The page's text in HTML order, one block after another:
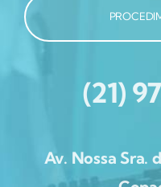
(21)
Av. Nossa Sra.